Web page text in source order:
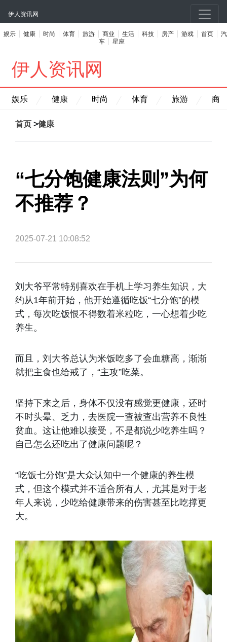
伊人资讯网
娱乐 健康 时尚 体育 旅游 商业 生活 科技 房产 游戏 首页
汽
车
星座
伊人资讯网
娱乐 健康 时尚 体育 旅游 商
首页 >健康
“七分饱健康法则”为何
不推荐？
2025-07-21 10:08:52
刘大爷平常特别喜欢在手机上学习养生知识，大
约从1年前开始，他开始遵循吃饭“七分饱”的模
式，每次吃饭恨不得数着米粒吃，一心想着少吃
养生。
而且，刘大爷总认为米饭吃多了会血糖高，渐渐
就把主食也给戒了，“主攻”吃菜。
坚持下来之后，身体不仅没有感觉更健康，还时
不时头晕、乏力，去医院一查被查出营养不良性
贫血。这让他难以接受，不是都说少吃养生吗？
自己怎么还吃出了健康问题呢？
“吃饭七分饱”是大众认知中一个健康的养生模
式，但这个模式并不适合所有人，尤其是对于老
年人来说，少吃给健康带来的伤害甚至比吃撑更
大。